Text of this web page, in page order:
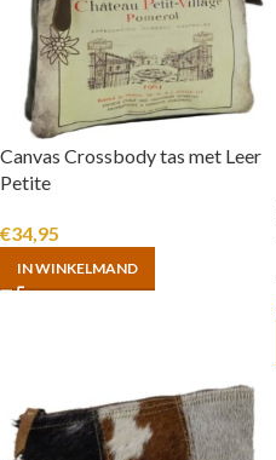
Canvas Crossbody tas met Leer
Petite
€34,95
IN WINKELMAND